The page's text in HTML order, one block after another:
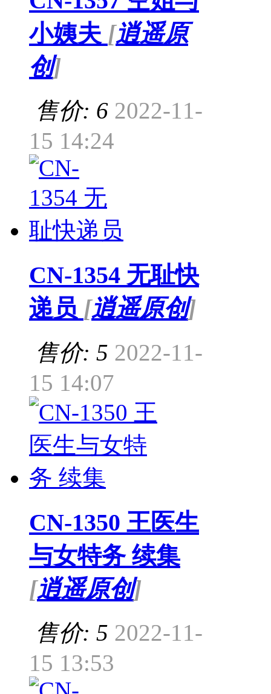
小姨夫 [逍遥原
创]
售价: 6 2022-11-
15 14:24
CN-1354 无耻快
递员 [逍遥原创]
售价: 5 2022-11-
15 14:07
CN-1350 王医生
与女特务 续集
[逍遥原创]
售价: 5 2022-11-
15 13:53